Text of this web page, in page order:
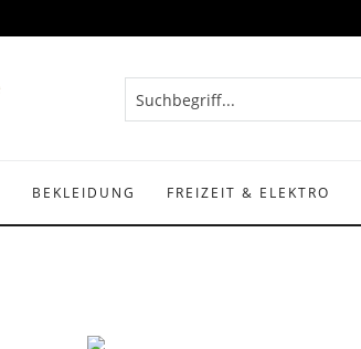
BEKLEIDUNG FREIZEIT & ELEKTRO